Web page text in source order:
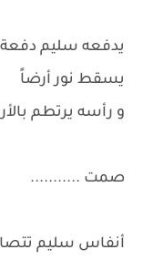
يدفعه سليم
يسقط نور أرضاً
و رأسه يرتطم
صمت ...........
أنفاس سليم